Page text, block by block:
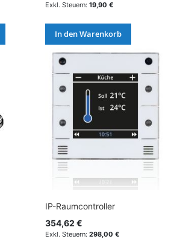
19,90 €
In den Warenkorb
IP-Raumcontroller
354,62 €
298,00 €